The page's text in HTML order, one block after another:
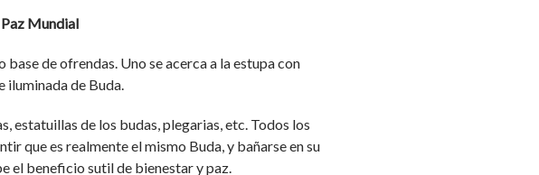
Mundial
de ofrendas. Uno se acerca a la estupa con
iluminada de Buda.
estatuillas de los budas, plegarias, etc. Todos los
que es realmente el mismo Buda, y bañarse en su
el beneficio sutil de bienestar y paz.